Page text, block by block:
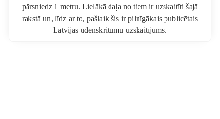
pārsniedz 1 metru. Lielākā daļa no tiem ir uzskaitīti šajā
rakstā un, līdz ar to, pašlaik šis ir pilnīgākais publicētais
Latvijas ūdenskritumu uzskaitījums.